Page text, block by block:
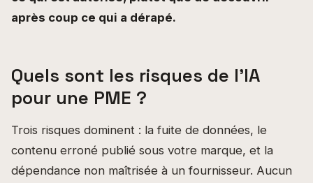
après coup ce qui a dérapé.
Quels sont les risques de l'IA
pour une PME ?
Trois risques dominent : la fuite de données, le
contenu erroné publié sous votre marque, et la
dépendance non maîtrisée à un fournisseur. Aucun